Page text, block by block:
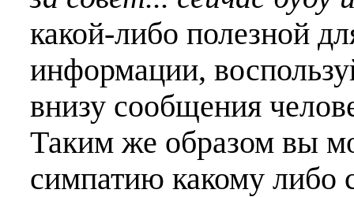
какой-либо полезной
информации,
внизу сообщения
Таким же образом вы
симпатию какому